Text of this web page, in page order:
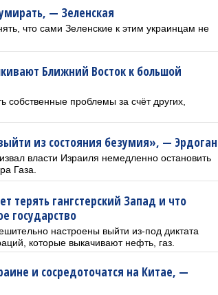
— Зеленская
что сами Зеленские к этим украинцам не
Ближний Восток к большой
собственные проблемы за счёт других,
из состояния безумия», — Эрдоган
власти Израиля немедленно остановить
Газа.
терять гангстерский Запад и что
государство
настроены выйти из-под диктата
которые выкачивают нефть, газ.
и сосредоточатся на Китае, —